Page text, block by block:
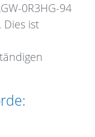
0R3HG-94
Dies ist